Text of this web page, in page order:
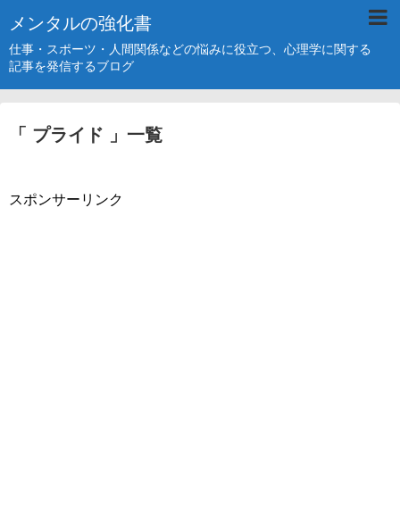
メンタルの強化書
仕事・スポーツ・人間関係などの悩みに役立つ、心理学に関する
記事を発信するブログ
「 プライド 」一覧
スポンサーリンク